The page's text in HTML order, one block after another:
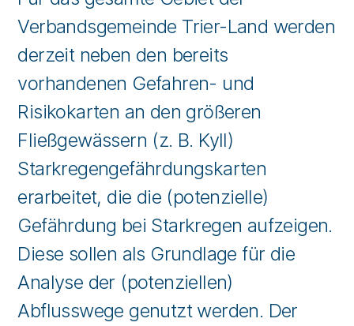
Verbandsgemeinde Trier-Land werden
derzeit neben den bereits
vorhandenen Gefahren- und
Risikokarten an den größeren
Fließgewässern (z. B. Kyll)
Starkregengefährdungskarten
erarbeitet, die die (potenzielle)
Gefährdung bei Starkregen aufzeigen.
Diese sollen als Grundlage für die
Analyse der (potenziellen)
Abflusswege genutzt werden. Der